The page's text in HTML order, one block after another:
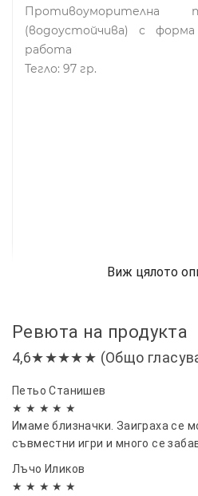
Противоуморителна
(водоустойчива) с
работа
Тегло: 97 гр.
Ревюта на продукта
4,6★★★★★ (Общо
Петьо Станишев
★ ★ ★ ★ ★
Имаме близначки. Заиграха се
съвместни игри и много се
Лъчо Иликов
★ ★ ★ ★ ★